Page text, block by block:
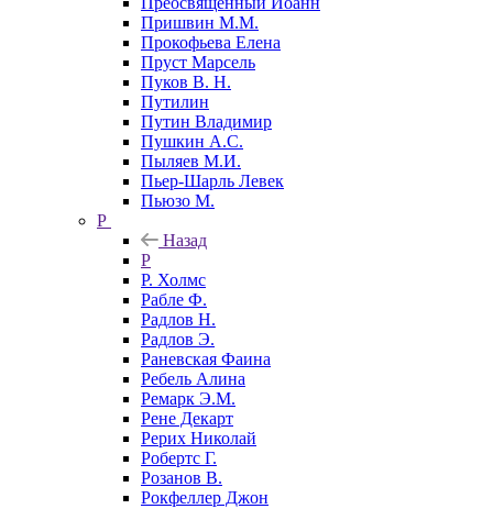
Пришвин М.М.
Прокофьева Елена
Пруст Марсель
Пуков В. Н.
Путилин
Путин Владимир
Пушкин А.С.
Пыляев М.И.
Пьер-Шарль Левек
Пьюзо М.
Р
Назад
Р
Р. Холмс
Рабле Ф.
Радлов Н.
Радлов Э.
Раневская Фаина
Ребель Алина
Ремарк Э.М.
Рене Декарт
Рерих Николай
Робертс Г.
Розанов В.
Рокфеллер Джон